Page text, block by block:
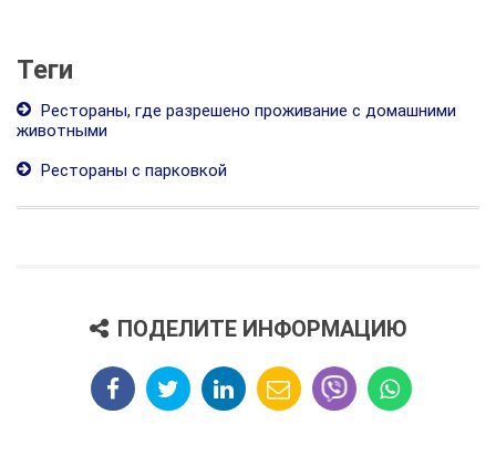
Теги
Рестораны, где разрешено проживание с домашними
животными
Рестораны с парковкой
ПОДЕЛИТЕ ИНФОРМАЦИЮ